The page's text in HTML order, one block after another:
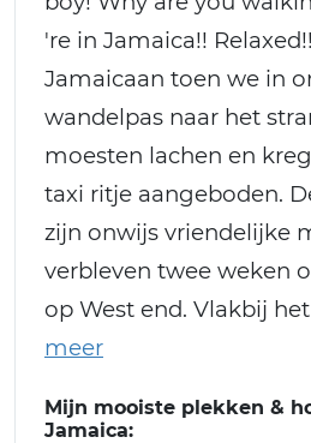
're in Jamaica!!
Jamaicaan toen we in
wandelpas naar het
moesten lachen en
taxi ritje aangeboden.
zijn onwijs vriendelijke
verbleven twee weken
op West end. Vlakbij
Mijn mooiste plekken &
Jamaica: